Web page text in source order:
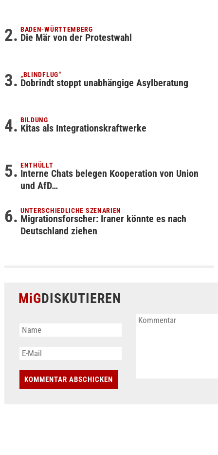
BADEN-WÜRTTEMBERG
Die Mär von der Protestwahl
„BLINDFLUG“
Dobrindt stoppt unabhängige Asylberatung
BILDUNG
Kitas als Integrationskraftwerke
ENTHÜLLT
Interne Chats belegen Kooperation von Union
und AfD…
UNTERSCHIEDLICHE SZENARIEN
Migrationsforscher: Iraner könnte es nach
Deutschland ziehen
MiGDISKUTIEREN